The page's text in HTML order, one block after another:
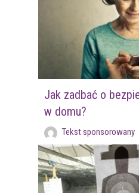
Jak zadbać o
w domu?
Tekst sponsorowany